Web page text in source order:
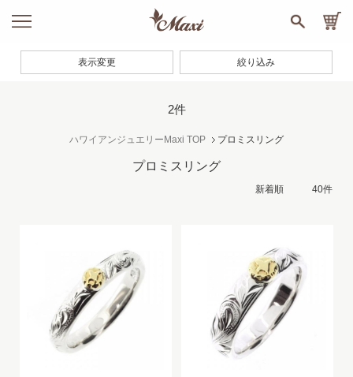
2件
ハワイアンジュエリーMaxi TOP プロミスリング
プロミスリング
表示変更 絞り込み